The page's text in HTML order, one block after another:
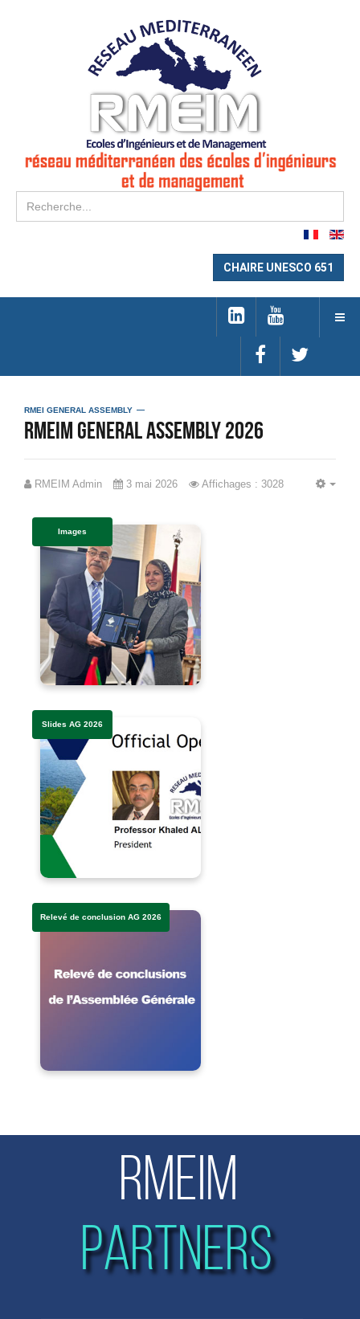
CHAIRE UNESCO 651
RMEI GENERAL ASSEMBLY
RMEIM General Assembly 2026
RMEIM Admin 3 mai 2026 Affichages : 3028
Images
Slides AG 2026
Relevé de conclusion AG 2026
RMEIM
PARTNERS